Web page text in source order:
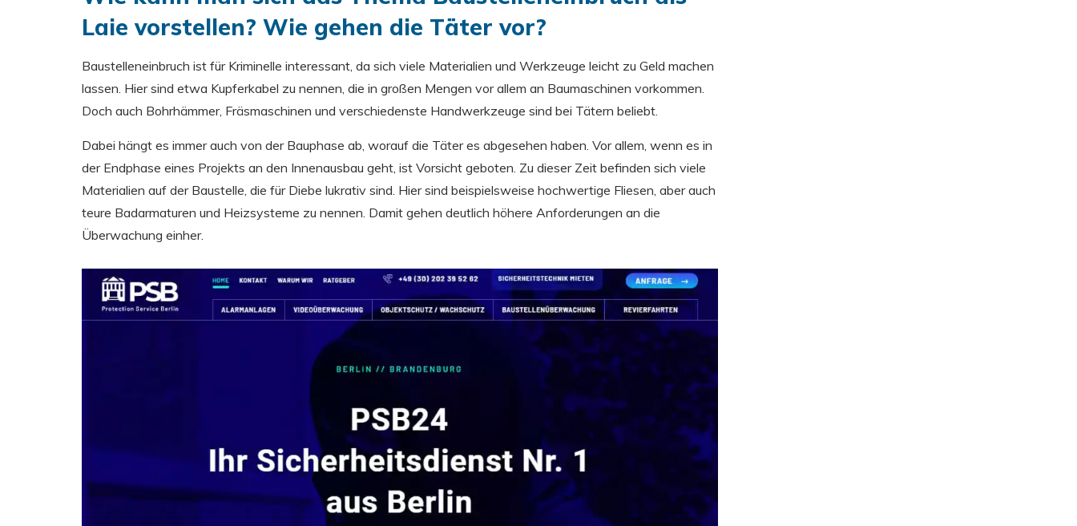
Laie vorstellen? Wie gehen die Täter vor?
Baustelleneinbruch ist für Kriminelle interessant, da sich viele Materialien und Werkzeuge leicht zu Geld machen
lassen. Hier sind etwa Kupferkabel zu nennen, die in großen Mengen vor allem an Baumaschinen vorkommen.
Doch auch Bohrhämmer, Fräsmaschinen und verschiedenste Handwerkzeuge sind bei Tätern beliebt.
Dabei hängt es immer auch von der Bauphase ab, worauf die Täter es abgesehen haben. Vor allem, wenn es in
der Endphase eines Projekts an den Innenausbau geht, ist Vorsicht geboten. Zu dieser Zeit befinden sich viele
Materialien auf der Baustelle, die für Diebe lukrativ sind. Hier sind beispielsweise hochwertige Fliesen, aber auch
teure Badarmaturen und Heizsysteme zu nennen. Damit gehen deutlich höhere Anforderungen an die
Überwachung einher.